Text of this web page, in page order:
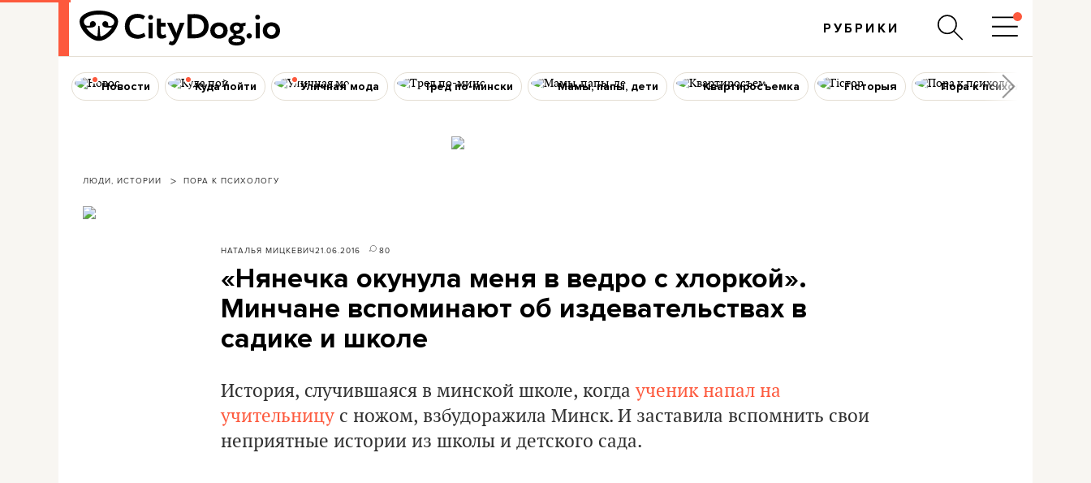
РУБРИКИ
Новости Куда пойти Уличная мода Тред по-мински Мамы, папы, дети Квартиросъемка Гісторыя Пора к психологу
ЛЮДИ, ИСТОРИИ ПОРА К ПСИХОЛОГУ
НАТАЛЬЯ МИЦКЕВИЧ21.06.2016 80
«Нянечка окунула меня в ведро с хлоркой».
Минчане вспоминают об издевательствах в
садике и школе
История, случившаяся в минской школе, когдаученик напал на
учительницу с ножом, взбудоражила Минск. И заставила вспомнить свои
неприятные истории из школы и детского сада.